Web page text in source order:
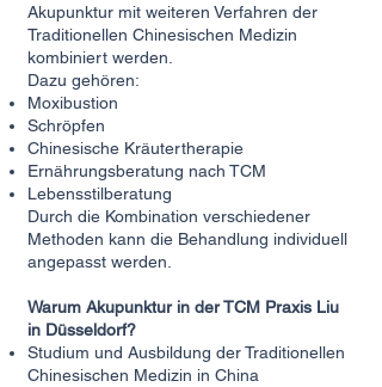
Akupunktur mit weiteren Verfahren der
Traditionellen Chinesischen Medizin
kombiniert werden.
Dazu gehören:
Moxibustion
Schröpfen
Chinesische Kräutertherapie
Ernährungsberatung nach TCM
Lebensstilberatung
Durch die Kombination verschiedener
Methoden kann die Behandlung individuell
angepasst werden.
Warum Akupunktur in der TCM Praxis Liu
in Düsseldorf?
Studium und Ausbildung der Traditionellen
Chinesischen Medizin in China